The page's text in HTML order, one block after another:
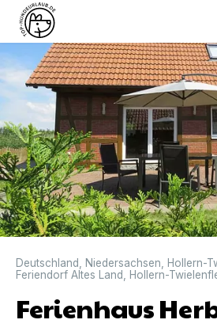
Deutschland Niedersachsen Hollern-
Feriendorf Altes Land
Hollern-
Ferienhaus